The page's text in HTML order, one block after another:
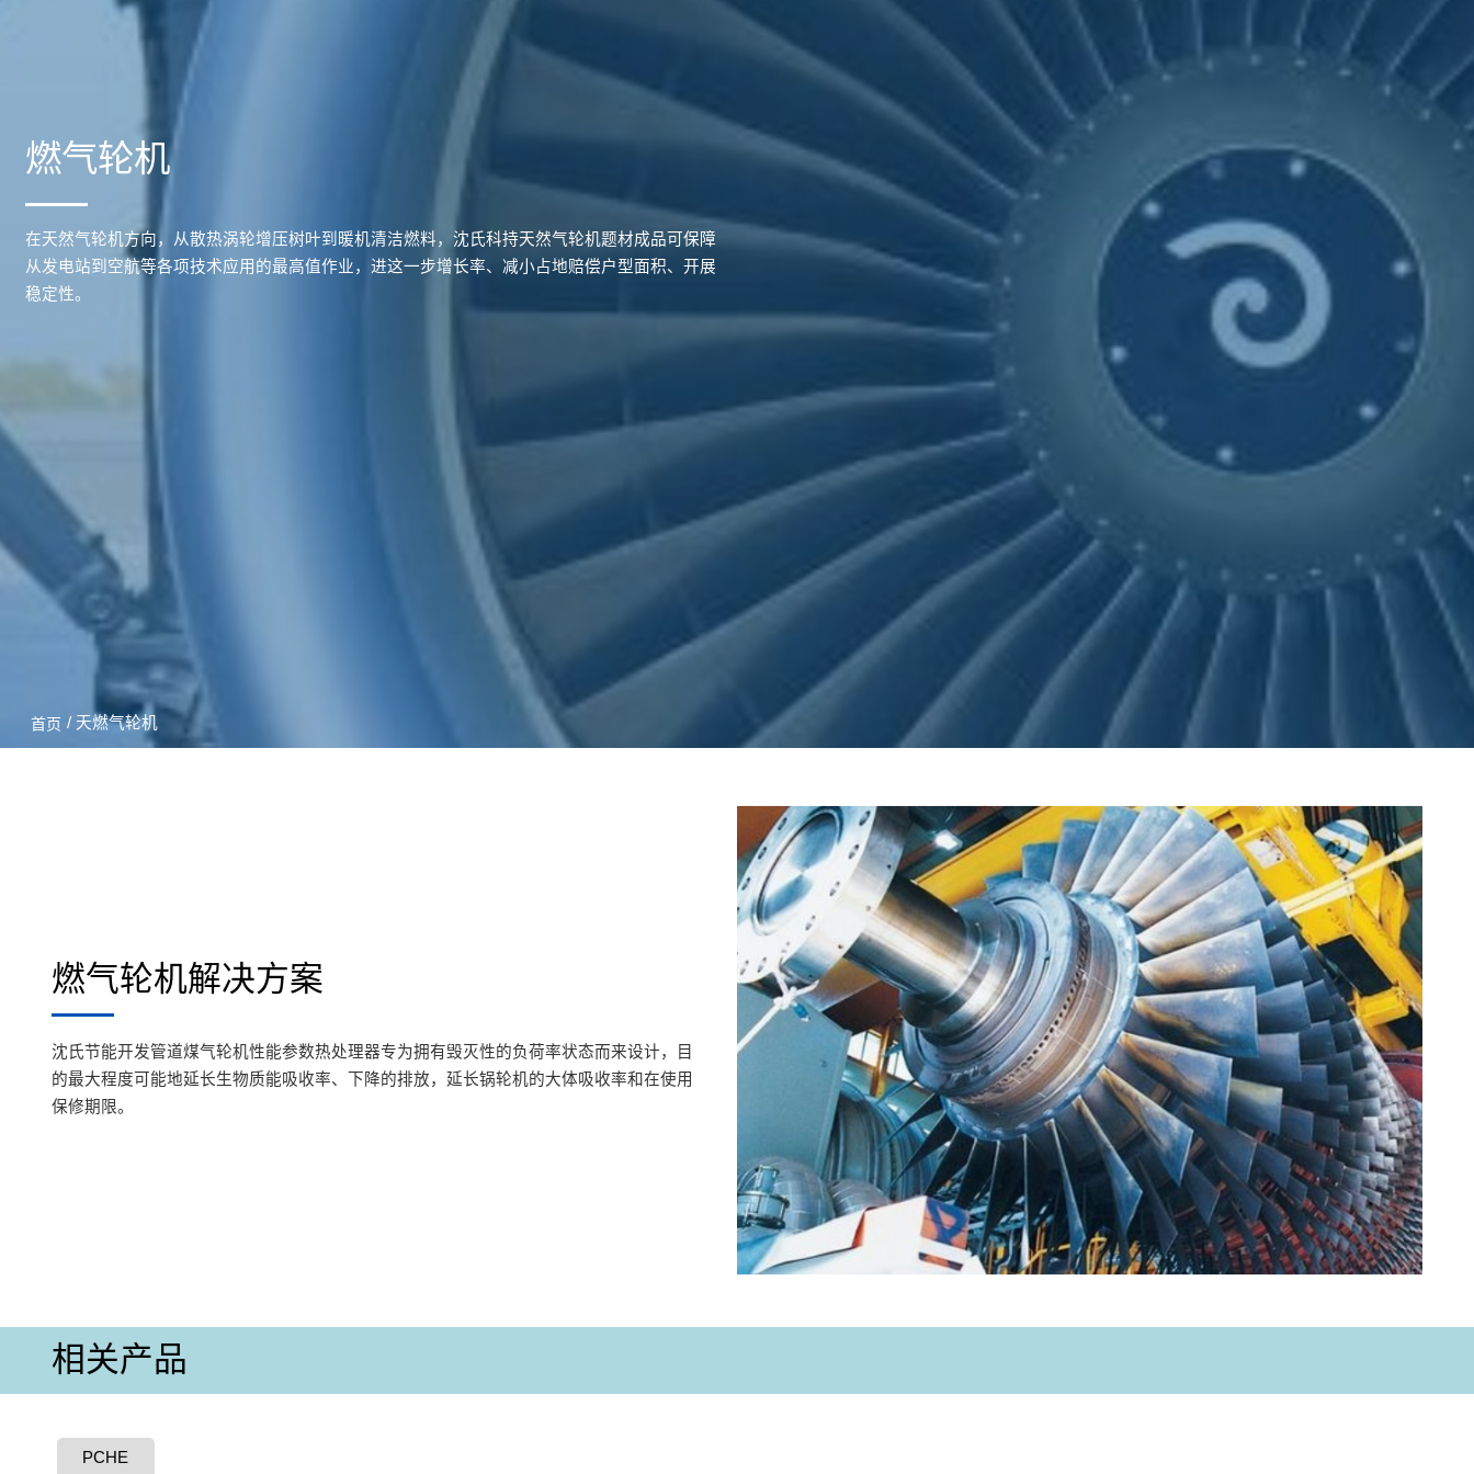
燃气轮机
在天然气轮机方向，从散热涡轮增压树叶到暖机清洁燃料，沈氏科持天然气轮机题材成品可保障
从发电站到空航等各项技术应用的最高值作业，进这一步增长率、减小占地赔偿户型面积、开展
稳定性。
首页 / 天燃气轮机
燃气轮机解决方案
沈氏节能开发管道煤气轮机性能参数热处理器专为拥有毁灭性的负荷率状态而来设计，目
的最大程度可能地延长生物质能吸收率、下降的排放，延长锅轮机的大体吸收率和在使用
保修期限。
相关产品
PCHE